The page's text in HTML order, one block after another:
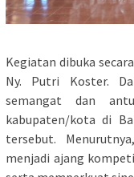
Kegiatan dibuka
Ny. Putri Koster.
semangat dan
kabupaten/kota di
tersebut.
menjadi ajang